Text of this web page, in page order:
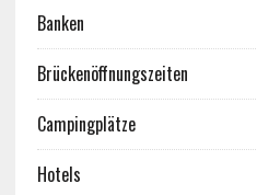
Banken
Brückenöffnungszeiten
Campingplätze
Hotels